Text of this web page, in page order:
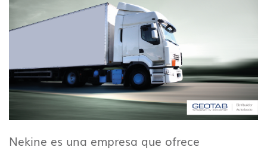
Nekine es una empresa que ofrece